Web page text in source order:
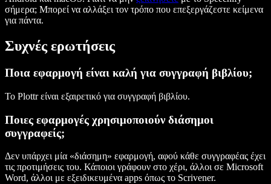
σήμερα; Μπορεί να αλλάξει τον τρόπο που επεξεργάζεστε κείμενα
για πάντα.
Συχνές ερωτήσεις
Ποια εφαρμογή είναι καλή για συγγραφή βιβλίου;
Το Plottr είναι εξαιρετικό για συγγραφή βιβλίου.
Ποιες εφαρμογές χρησιμοποιούν διάσημοι
συγγραφείς;
Δεν υπάρχει μία «διάσημη» εφαρμογή, αφού κάθε συγγραφέας έχει
τις προτιμήσεις του. Κάποιοι γράφουν στο χέρι, άλλοι σε Microsoft
Word, άλλοι με εξειδικευμένα apps όπως το Scrivener.